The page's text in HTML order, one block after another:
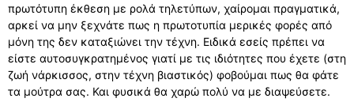
πρωτότυπη έκθεση με ρολά τηλετύπων, χαίρομαι πραγματικά,
αρκεί να μην ξεχνάτε πως η πρωτοτυπία μερικές φορές από
μόνη της δεν καταξιώνει την τέχνη. Ειδικά εσείς πρέπει να
είστε αυτοσυγκρατημένος γιατί με τις ιδιότητες που έχετε (στη
ζωή νάρκισσος, στην τέχνη βιαστικός) φοβούμαι πως θα φάτε
τα μούτρα σας. Και φυσικά θα χαρώ πολύ να με διαψεύσετε.